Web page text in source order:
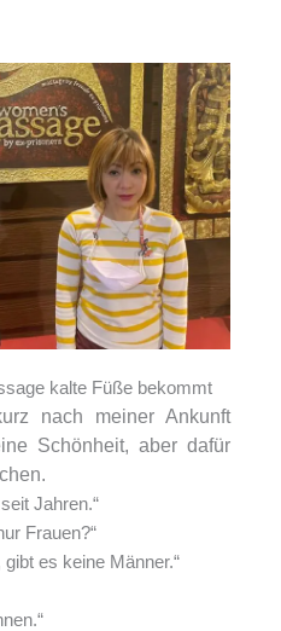
kalte Füße bekommt
nach meiner Ankunft
Schönheit, aber dafür
Jahren.“
Frauen?“
es keine Männer.“